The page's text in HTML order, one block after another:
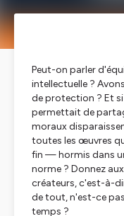
Peut-on parler
intellectuelle ?
de protection ? Et
permettait de
moraux
toutes les œuvres
fin — hormis dans
norme ? Donnez
créateurs, c'est-à-
de tout, n'est-ce
temps ?